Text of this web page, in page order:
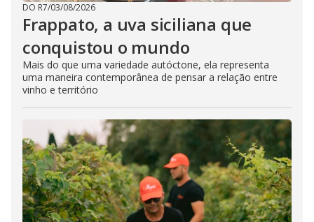
DO R7/03/08/2026
Frappato, a uva siciliana que
conquistou o mundo
Mais do que uma variedade autóctone, ela representa
uma maneira contemporânea de pensar a relação entre
vinho e território